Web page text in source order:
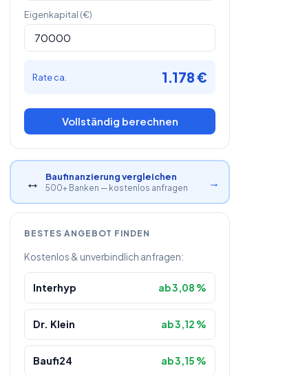
Eigenkapital (€)
Rate ca. 1.178 €
Vollständig berechnen
↔ Baufinanzierung vergleichen
500+ Banken — kostenlos anfragen →
BESTES ANGEBOT FINDEN
Kostenlos & unverbindlich anfragen:
Interhyp ab 3,08 %
Dr. Klein ab 3,12 %
Baufi24 ab 3,15 %